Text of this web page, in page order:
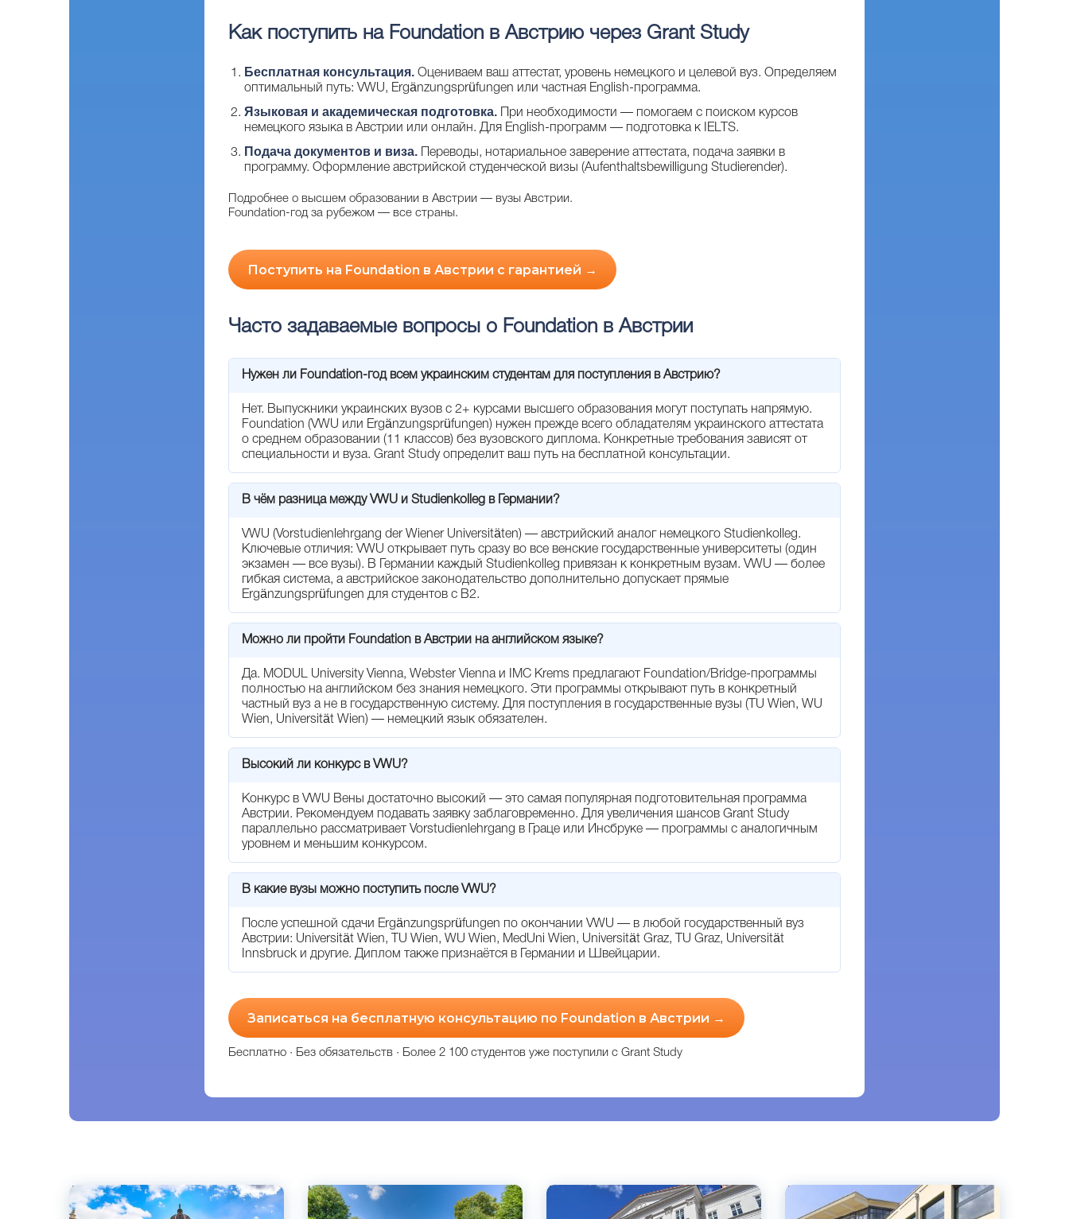
Как поступить на Foundation в Австрию через Grant Study
Бесплатная консультация. Оцениваем ваш аттестат, уровень немецкого и целевой вуз. Определяем
оптимальный путь: VWU, Ergänzungsprüfungen или частная English-программа.
Языковая и академическая подготовка. При необходимости — помогаем с поиском курсов
немецкого языка в Австрии или онлайн. Для English-программ — подготовка к IELTS.
Подача документов и виза. Переводы, нотариальное заверение аттестата, подача заявки в
программу. Оформление австрийской студенческой визы (Aufenthaltsbewilligung Studierender).
Подробнее о высшем образовании в Австрии — вузы Австрии.
Foundation-год за рубежом — все страны.
Поступить на Foundation в Австрии с гарантией →
Часто задаваемые вопросы о Foundation в Австрии
Нужен ли Foundation-год всем украинским студентам для поступления в Австрию?
Нет. Выпускники украинских вузов с 2+ курсами высшего образования могут поступать напрямую.
Foundation (VWU или Ergänzungsprüfungen) нужен прежде всего обладателям украинского аттестата
о среднем образовании (11 классов) без вузовского диплома. Конкретные требования зависят от
специальности и вуза. Grant Study определит ваш путь на бесплатной консультации.
В чём разница между VWU и Studienkolleg в Германии?
VWU (Vorstudienlehrgang der Wiener Universitäten) — австрийский аналог немецкого Studienkolleg.
Ключевые отличия: VWU открывает путь сразу во все венские государственные университеты (один
экзамен — все вузы). В Германии каждый Studienkolleg привязан к конкретным вузам. VWU — более
гибкая система, а австрийское законодательство дополнительно допускает прямые
Ergänzungsprüfungen для студентов с B2.
Можно ли пройти Foundation в Австрии на английском языке?
Да. MODUL University Vienna, Webster Vienna и IMC Krems предлагают Foundation/Bridge-программы
полностью на английском без знания немецкого. Эти программы открывают путь в конкретный
частный вуз а не в государственную систему. Для поступления в государственные вузы (TU Wien, WU
Wien, Universität Wien) — немецкий язык обязателен.
Высокий ли конкурс в VWU?
Конкурс в VWU Вены достаточно высокий — это самая популярная подготовительная программа
Австрии. Рекомендуем подавать заявку заблаговременно. Для увеличения шансов Grant Study
параллельно рассматривает Vorstudienlehrgang в Граце или Инсбруке — программы с аналогичным
уровнем и меньшим конкурсом.
В какие вузы можно поступить после VWU?
После успешной сдачи Ergänzungsprüfungen по окончании VWU — в любой государственный вуз
Австрии: Universität Wien, TU Wien, WU Wien, MedUni Wien, Universität Graz, TU Graz, Universität
Innsbruck и другие. Диплом также признаётся в Германии и Швейцарии.
Записаться на бесплатную консультацию по Foundation в Австрии →
Бесплатно · Без обязательств · Более 2 100 студентов уже поступили с Grant Study
Английский
Немецкий
Немецкий
Вена, Австрия
Английский
Вена, Австрия
Английский
Вена, Австрия